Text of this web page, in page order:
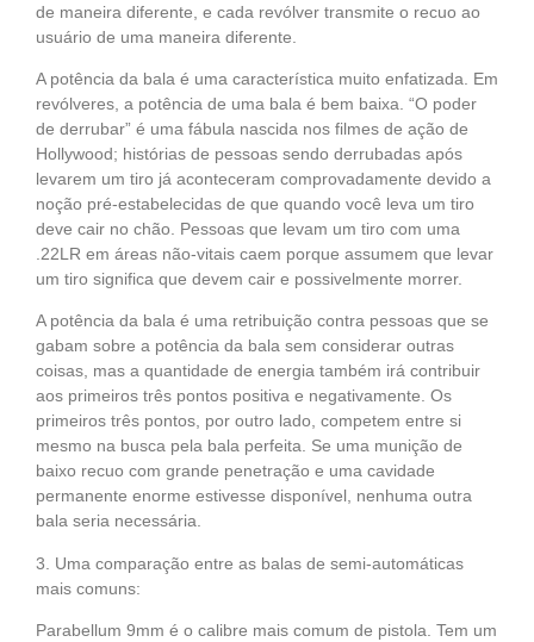
de maneira diferente, e cada revólver transmite o recuo ao
usuário de uma maneira diferente.
A potência da bala é uma característica muito enfatizada. Em
revólveres, a potência de uma bala é bem baixa. “O poder
de derrubar” é uma fábula nascida nos filmes de ação de
Hollywood; histórias de pessoas sendo derrubadas após
levarem um tiro já aconteceram comprovadamente devido a
noção pré-estabelecidas de que quando você leva um tiro
deve cair no chão. Pessoas que levam um tiro com uma
.22LR em áreas não-vitais caem porque assumem que levar
um tiro significa que devem cair e possivelmente morrer.
A potência da bala é uma retribuição contra pessoas que se
gabam sobre a potência da bala sem considerar outras
coisas, mas a quantidade de energia também irá contribuir
aos primeiros três pontos positiva e negativamente. Os
primeiros três pontos, por outro lado, competem entre si
mesmo na busca pela bala perfeita. Se uma munição de
baixo recuo com grande penetração e uma cavidade
permanente enorme estivesse disponível, nenhuma outra
bala seria necessária.
3. Uma comparação entre as balas de semi-automáticas
mais comuns:
Parabellum 9mm é o calibre mais comum de pistola. Tem um